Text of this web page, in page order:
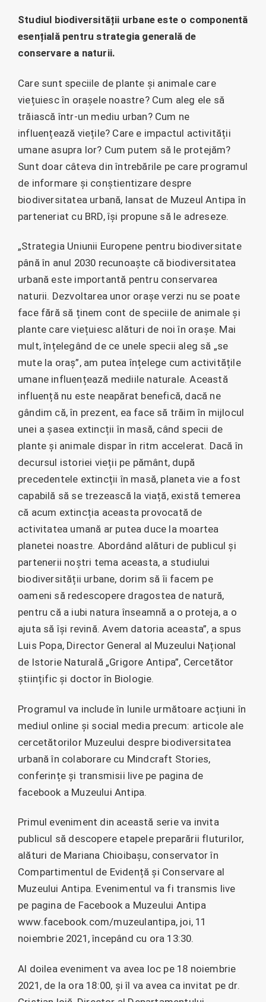
Studiul biodiversității urbane este o componentă
esențială pentru strategia generală de
conservare a naturii.
Care sunt speciile de plante și animale care
viețuiesc în orașele noastre? Cum aleg ele să
trăiască într-un mediu urban? Cum ne
influențează viețile? Care e impactul activității
umane asupra lor? Cum putem să le protejăm?
Sunt doar câteva din întrebările pe care programul
de informare și conștientizare despre
biodiversitatea urbană, lansat de Muzeul Antipa în
parteneriat cu BRD, își propune să le adreseze.
„Strategia Uniunii Europene pentru biodiversitate
până în anul 2030 recunoaște că biodiversitatea
urbană este importantă pentru conservarea
naturii. Dezvoltarea unor orașe verzi nu se poate
face fără să ținem cont de speciile de animale și
plante care viețuiesc alături de noi în orașe. Mai
mult, înțelegând de ce unele specii aleg să „se
mute la oraș”, am putea înțelege cum activitățile
umane influențează mediile naturale. Această
influență nu este neapărat benefică, dacă ne
gândim că, în prezent, ea face să trăim în mijlocul
unei a șasea extincții în masă, când specii de
plante și animale dispar în ritm accelerat. Dacă în
decursul istoriei vieții pe pământ, după
precedentele extincții în masă, planeta vie a fost
capabilă să se trezească la viață, există temerea
că acum extincția aceasta provocată de
activitatea umană ar putea duce la moartea
planetei noastre. Abordând alături de publicul și
partenerii noștri tema aceasta, a studiului
biodiversității urbane, dorim să îi facem pe
oameni să redescopere dragostea de natură,
pentru că a iubi natura înseamnă a o proteja, a o
ajuta să își revină. Avem datoria aceasta”, a spus
Luis Popa, Director General al Muzeului Național
de Istorie Naturală „Grigore Antipa”, Cercetător
științific și doctor în Biologie.
Programul va include în lunile următoare acțiuni în
mediul online și social media precum: articole ale
cercetătorilor Muzeului despre biodiversitatea
urbană în colaborare cu Mindcraft Stories,
conferințe și transmisii live pe pagina de
facebook a Muzeului Antipa.
Primul eveniment din această serie va invita
publicul să descopere etapele preparării fluturilor,
alături de Mariana Chioibașu, conservator în
Compartimentul de Evidență și Conservare al
Muzeului Antipa. Evenimentul va fi transmis live
pe pagina de Facebook a Muzeului Antipa
www.facebook.com/muzeulantipa, joi, 11
noiembrie 2021, începând cu ora 13:30.
Al doilea eveniment va avea loc pe 18 noiembrie
2021, de la ora 18:00, și îl va avea ca invitat pe dr.